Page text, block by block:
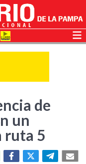
de
un
ruta 5